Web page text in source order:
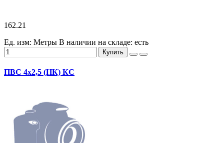
162.21
Ед. изм: Метры В наличии на складе: есть
Купить
ПВС 4х2,5 (НК) КС